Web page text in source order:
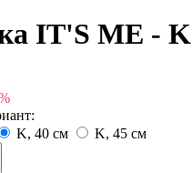
IT'S ME - K
K, 40 см K, 45 см